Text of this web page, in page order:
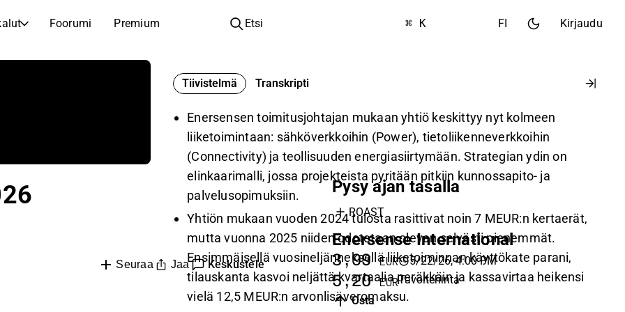
Foorumi Premium
Uudet listautumiset ja tulevat pörssiannit
Yhtiökokousten päivämäärät ja osakkeenomistajatiedot
Sijoitustietoa jokaiselle tasolle, ensiaskeleista edistyneisiin salkkustrategioihin.
Etsi ⌘ K FI Kirjaudu
Tiivistelmä Transkripti
Enersensen toimitusjohtajan mukaan yhtiö keskittyy nyt kolmeen
liiketoimintaan: sähköverkkoihin (Power), tietoliikenneverkkoihin
(Connectivity) ja teollisuuden energiasiirtymään. Strategian ydin on
elinkaarimalli, jossa projekteista pyritään pitkiin kunnossapito- ja
palvelusopimuksiin.
Yhtiön mukaan vuoden 2024 tulosta rasittivat noin 7 MEUR:n kertaerät,
mutta vuonna 2025 niiden odotetaan olevan selvästi pienemmät.
Ensimmäisellä vuosineljänneksellä liiketoiminnan käyttökate parani,
tilauskanta kasvoi neljättä kvartaalia peräkkäin ja kassavirtaa heikensi
vielä 12,5 MEUR:n arvonlisäveromaksu.
Seuraa Jaa Keskustele
Pysy ajan tasalla
ROAST
Enersense International
3,99 EUR 5/22/26, 4:00 PM
5,20 EURTavoitehinta
Osta